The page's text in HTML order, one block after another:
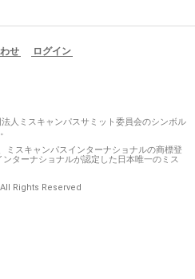
せ ログイン
人ミスキャンパスサミット委員会のシンボル
スキャンパスインターナショナルの商標登
ターナショナルが認定した日本唯一のミス
Rights Reserved